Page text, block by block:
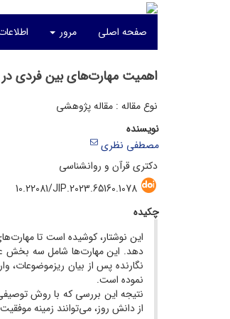
صفحه اصلی مرور
اهمیت مهارت‌های بین فردی
نوع مقاله : مقاله پژوهشی
نویسنده
مصطفی نظری
دکتری قرآن و روانشناسی
10.22081/JIP.2023.65160.1078
چکیده
این نوشتار، کوشیده است تا
دهد. این مهارت‌ها شامل سه بخش
نگارنده پس از بیان ریزموضوعات،
نموده است.
نتیجه‌ این بررسی که با روش
از دانش روز، می‌توانند زمینه